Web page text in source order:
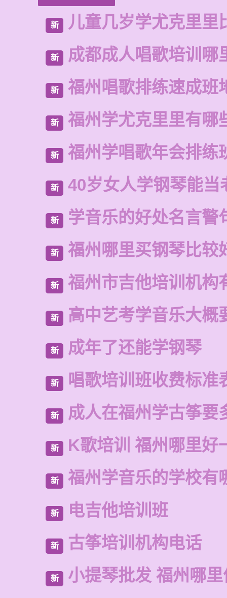
新 儿童几岁学尤克里里
新 成都成人唱歌培训哪
新 福州唱歌排练速成班
新 福州学尤克里里有哪
新 福州学唱歌年会排练
新 40岁女人学钢琴能当
新 学音乐的好处名言警
新 福州哪里买钢琴比较
新 福州市吉他培训机构
新 高中艺考学音乐大概
新 成年了还能学钢琴
新 唱歌培训班收费标准
新 成人在福州学古筝要
新 K歌培训 福州哪里好
新 福州学音乐的学校有
新 电吉他培训班
新 古筝培训机构电话
新 小提琴批发 福州哪